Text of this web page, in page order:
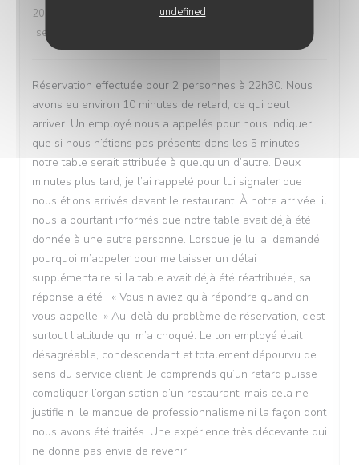
undefined
2026-06-22
- 22:30 - guests 2
service
Réservation effectuée pour 2 personnes à 22h30. Nous
avons eu environ 10 minutes de retard, ce qui peut
arriver. Un employé nous a appelés pour nous indiquer
que si nous n’étions pas présents dans les 5 minutes,
notre table serait attribuée à quelqu’un d’autre. Deux
minutes plus tard, je l’ai rappelé pour lui signaler que
nous étions arrivés devant le restaurant. À notre arrivée, il
nous a pourtant informés que notre table avait déjà été
donnée à une autre personne. Lorsque je lui ai demandé
pourquoi m’appeler pour me laisser un délai
supplémentaire si la table avait déjà été réattribuée, sa
réponse a été : « Vous n’aviez qu’à répondre quand on
vous appelle. » Au-delà du problème de réservation, c’est
surtout l’attitude qui m’a choqué. Le ton employé était
désagréable, condescendant et totalement dépourvu de
sens du service client. Je comprends qu’un retard puisse
compliquer l’organisation d’un restaurant, mais cela ne
justifie ni le manque de professionnalisme ni la façon dont
nous avons été traités. Une expérience très décevante qui
ne donne pas envie de revenir.